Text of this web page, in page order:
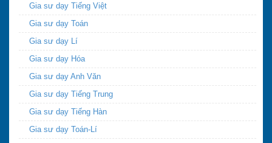
Gia sư dạy Tiếng Việt
Gia sư dạy Toán
Gia sư dạy Lí
Gia sư dạy Hóa
Gia sư dạy Anh Văn
Gia sư dạy Tiếng Trung
Gia sư dạy Tiếng Hàn
Gia sư dạy Toán-Lí